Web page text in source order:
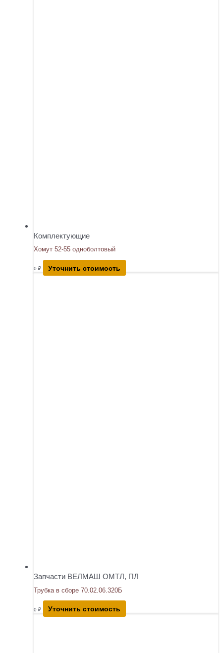
Комплектующие
Хомут 52-55 одноболтовый
0 ₽ Уточнить стоимость
Запчасти ВЕЛМАШ ОМТЛ, ПЛ
Трубка в сборе 70.02.06.320Б
0 ₽ Уточнить стоимость